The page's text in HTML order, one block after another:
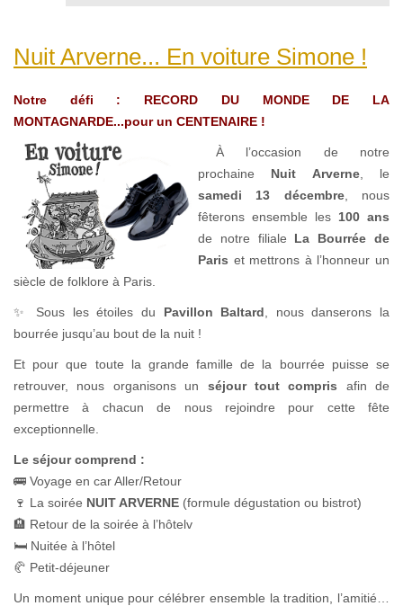
Nuit Arverne... En voiture Simone !
Notre défi : RECORD DU MONDE DE LA
MONTAGNARDE...pour un CENTENAIRE !
À l’occasion de notre
prochaine Nuit Arverne, le
samedi 13 décembre, nous
fêterons ensemble les 100 ans
de notre filiale La Bourrée de
Paris et mettrons à l’honneur un
siècle de folklore à Paris.
✨ Sous les étoiles du Pavillon Baltard , nous danserons la
bourrée jusqu’au bout de la nuit !
Et pour que toute la grande famille de la bourrée puisse se
retrouver, nous organisons un séjour tout compris afin de
permettre à chacun de nous rejoindre pour cette fête
exceptionnelle.
Le séjour comprend :
🚌 Voyage en car Aller/Retour
🍷 La soirée NUIT ARVERNE (formule dégustation ou bistrot)
🏨 Retour de la soirée à l’hôtelv
🛏 Nuitée à l’hôtel
🥐 Petit-déjeuner
Un moment unique pour célébrer ensemble la tradition, l’amitié…